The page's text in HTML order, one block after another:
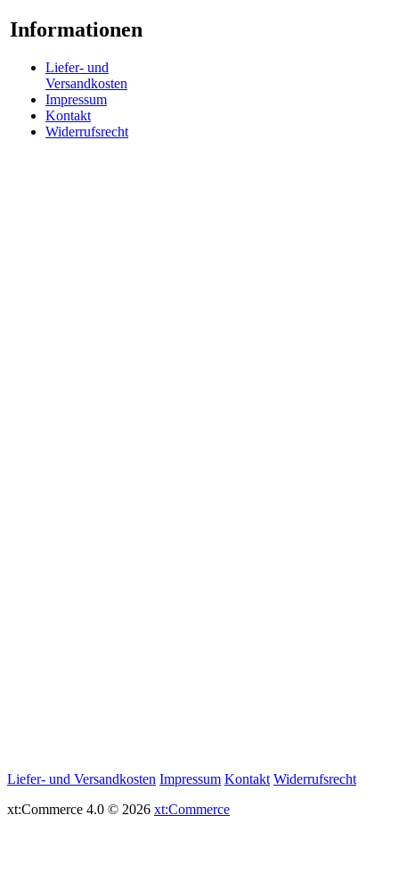
Informationen
Liefer- und
Versandkosten
Impressum
Kontakt
Widerrufsrecht
Liefer- und Versandkosten Impressum Kontakt Widerrufsrecht
xt:Commerce 4.0 © 2026 xt:Commerce